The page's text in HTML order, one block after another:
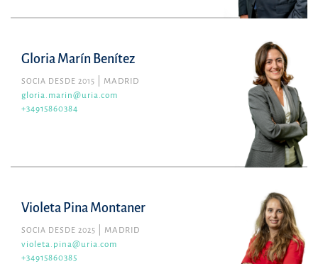
Gloria Marín Benítez
SOCIA DESDE 2015
MADRID
gloria.marin@uria.com
+34915860384
Violeta Pina Montaner
SOCIA DESDE 2025
MADRID
violeta.pina@uria.com
+34915860385